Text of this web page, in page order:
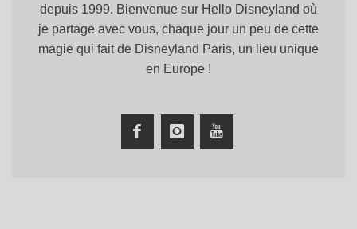
depuis 1999. Bienvenue sur Hello Disneyland où
je partage avec vous, chaque jour un peu de cette
magie qui fait de Disneyland Paris, un lieu unique
en Europe !